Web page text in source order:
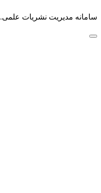
سامانه مدیریت نشریات علمی.